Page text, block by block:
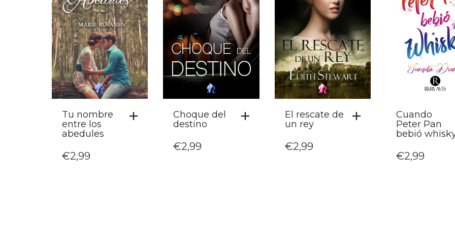
Tu nombre
entre los
abedules
€2,99
Choque del
destino
€2,99
El rescate de
un rey
€2,99
Cuando
Peter Pan
bebió
€2,99